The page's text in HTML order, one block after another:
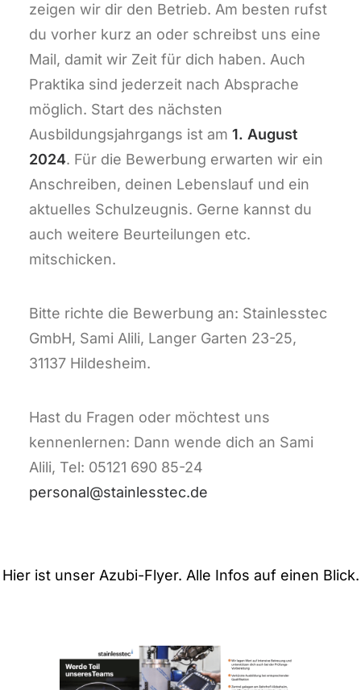
zeigen wir dir den Betrieb. Am besten rufst
du vorher kurz an oder schreibst uns eine
Mail, damit wir Zeit für dich haben. Auch
Praktika sind jederzeit nach Absprache
möglich. Start des nächsten
Ausbildungsjahrgangs ist am 1. August
2024. Für die Bewerbung erwarten wir ein
Anschreiben, deinen Lebenslauf und ein
aktuelles Schulzeugnis. Gerne kannst du
auch weitere Beurteilungen etc.
mitschicken.
Bitte richte die Bewerbung an: Stainlesstec
GmbH, Sami Alili, Langer Garten 23-25,
31137 Hildesheim.
Hast du Fragen oder möchtest uns
kennenlernen: Dann wende dich an Sami
Alili, Tel: 05121 690 85-24
personal@stainlesstec.de
Hier ist unser Azubi-Flyer. Alle Infos auf einen Blick.